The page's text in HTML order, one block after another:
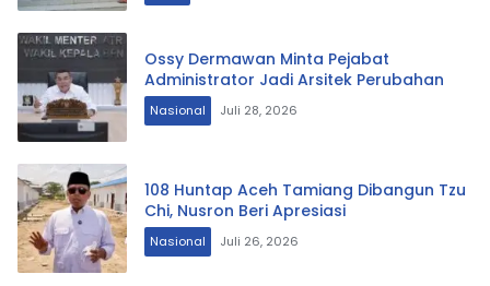
Ossy Dermawan Minta Pejabat
Administrator Jadi Arsitek Perubahan
Nasional Juli 28, 2026
108 Huntap Aceh Tamiang Dibangun Tzu
Chi, Nusron Beri Apresiasi
Nasional Juli 26, 2026